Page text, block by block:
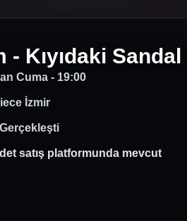
- Kıyıdaki Sandal
Cuma - 19:00
İzmir
satış platformunda mevcut